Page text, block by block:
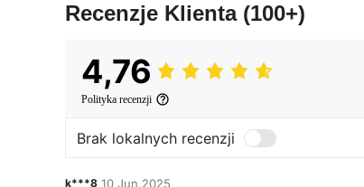
Recenzje Klienta (100+)
4,76
Polityka recenzji
Brak lokalnych recenzji
k***8 10 Jun,2025